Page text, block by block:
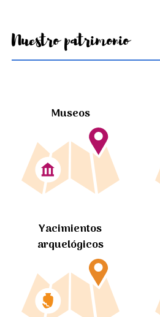
Nuestro patrimonio
Museos
Yacimientos
arquelógicos